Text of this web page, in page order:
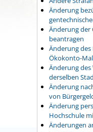
Änderung
Änderung der
beantragen
Änderung des
Ökokonto-
Änderung
derselben
Änderung
von
Änderung
Hochschule
Änderungen